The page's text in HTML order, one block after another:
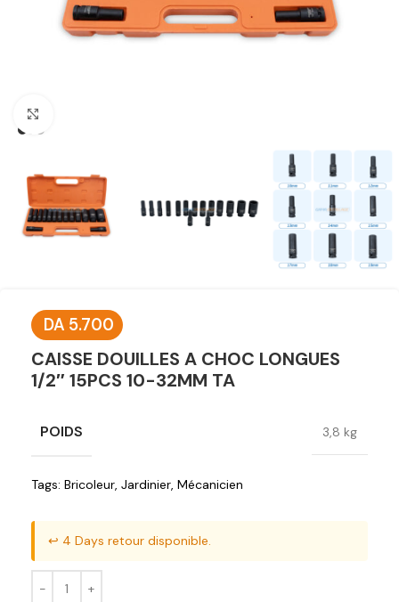
DA 5.700
CAISSE DOUILLES A CHOC LONGUES
1/2″ 15PCS 10-32MM TA
POIDS 3,8 kg
Tags: Bricoleur, Jardinier, Mécanicien
↩️ 4 Days retour disponible.